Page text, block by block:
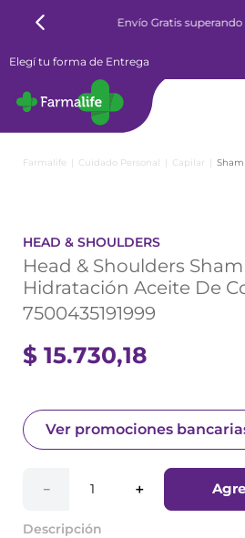
Envío Gratis
Elegí tu forma de Entrega
Cuidado Personal Capilar
HEAD & SHOULDERS
Head & Shoulders
Hidratación Aceite De
7500435191999
$ 15.730,18
Ver promociones
＋
－
Descripción